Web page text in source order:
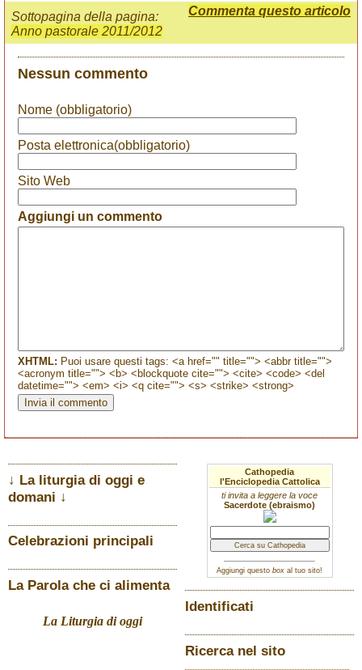
Commenta questo articolo
Sottopagina della pagina:
Anno pastorale 2011/2012
Nessun commento
Nome (obbligatorio)
Posta elettronica(obbligatorio)
Sito Web
Aggiungi un commento
XHTML: Puoi usare questi tags: <a href="" title=""> <abbr title="">
<acronym title=""> <b> <blockquote cite=""> <cite> <code> <del
datetime=""> <em> <i> <q cite=""> <s> <strike> <strong>
↓ La liturgia di oggi e
domani ↓
Celebrazioni principali
La Parola che ci alimenta
La Liturgia di oggi
Cathopedia
l'Enciclopedia Cattolica
ti invita a leggere la voce
Sacerdote (ebraismo)
Aggiungi questo box al tuo sito!
Identificati
Ricerca nel sito